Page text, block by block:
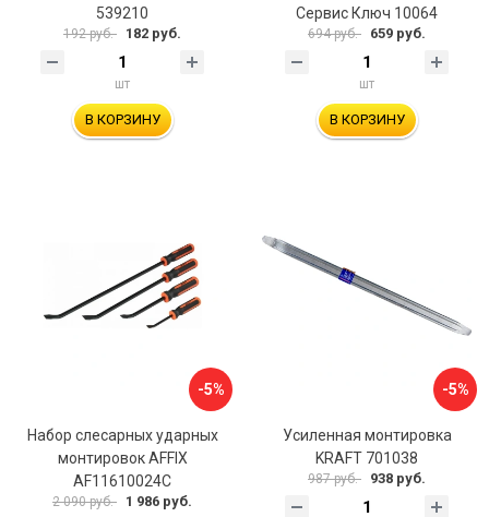
539210
192 руб. 182 руб.
шт
В КОРЗИНУ
Сервис Ключ 10064
694 руб. 659 руб.
шт
В КОРЗИНУ
-5%
Набор слесарных ударных
монтировок AFFIX
AF11610024C
2 090 руб. 1 986 руб.
-5%
Усиленная монтировка
KRAFT 701038
987 руб. 938 руб.